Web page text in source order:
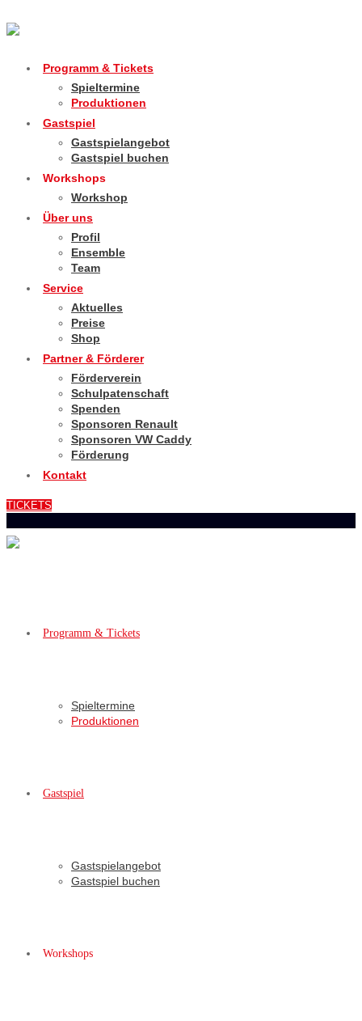
Programm & Tickets
Spieltermine
Produktionen
Gastspiel
Gastspielangebot
Gastspiel buchen
Workshops
Workshop
Über uns
Profil
Ensemble
Team
Service
Aktuelles
Preise
Shop
Partner & Förderer
Förderverein
Schulpatenschaft
Spenden
Sponsoren Renault
Sponsoren VW Caddy
Förderung
Kontakt
TICKETS
Programm & Tickets
Spieltermine
Produktionen
Gastspiel
Gastspielangebot
Gastspiel buchen
Workshops